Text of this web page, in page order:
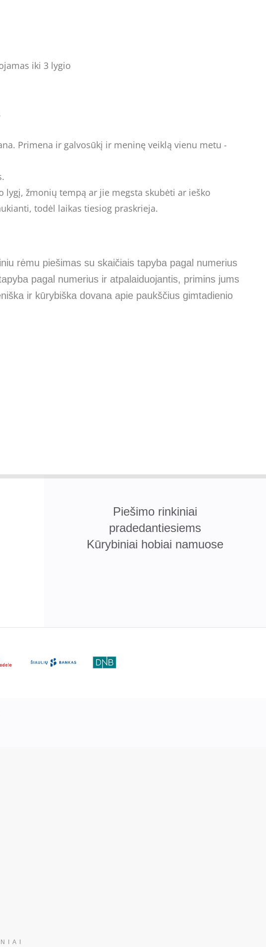
iki 3 lygio
Primena ir galvosūkį ir meninę veiklą vienu metu -
žmonių tempą ar jie megsta skubėti ar ieško
todėl laikas tiesiog praskrieja.
rėmu piešimas su skaičiais tapyba pagal numerius
pagal numerius ir atpalaiduojantis, primins jums
ir kūrybiška dovana apie paukščius gimtadienio
Piešimo rinkiniai
pradedantiesiems
Kūrybiniai hobiai namuose